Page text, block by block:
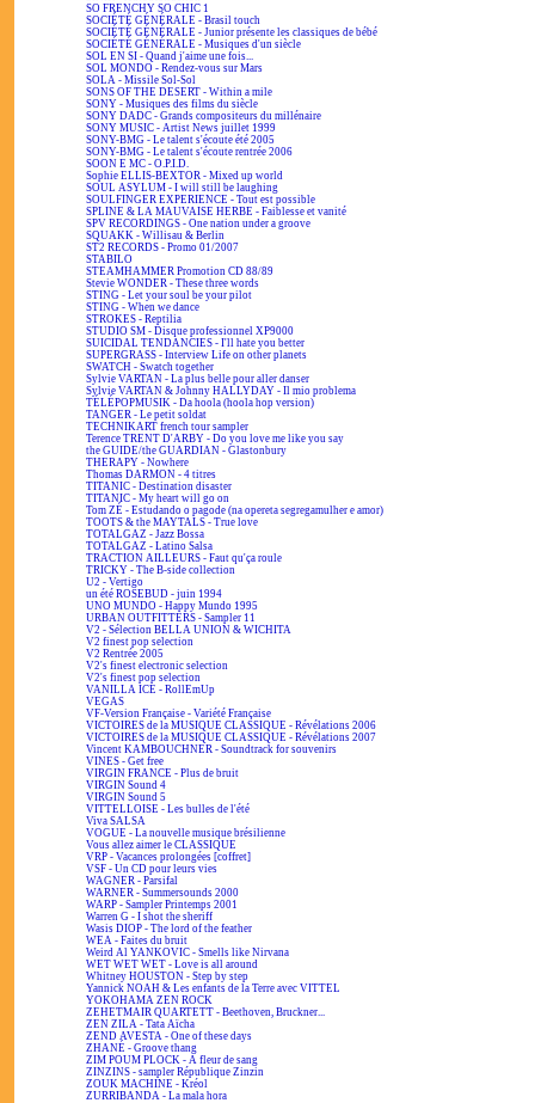
SO FRENCHY SO CHIC 1
SOCIÉTÉ GÉNÉRALE - Brasil touch
SOCIÉTÉ GÉNÉRALE - Junior présente les classiques de bébé
SOCIÉTÉ GÉNÉRALE - Musiques d'un siècle
SOL EN SI - Quand j'aime une fois...
SOL MONDO - Rendez-vous sur Mars
SOLA - Missile Sol-Sol
SONS OF THE DESERT - Within a mile
SONY - Musiques des films du siècle
SONY DADC - Grands compositeurs du millénaire
SONY MUSIC - Artist News juillet 1999
SONY-BMG - Le talent s'écoute été 2005
SONY-BMG - Le talent s'écoute rentrée 2006
SOON E MC - O.P.I.D.
Sophie ELLIS-BEXTOR - Mixed up world
SOUL ASYLUM - I will still be laughing
SOULFINGER EXPERIENCE - Tout est possible
SPLINE & LA MAUVAISE HERBE - Faiblesse et vanité
SPV RECORDINGS - One nation under a groove
SQUAKK - Willisau & Berlin
ST2 RECORDS - Promo 01/2007
STABILO
STEAMHAMMER Promotion CD 88/89
Stevie WONDER - These three words
STING - Let your soul be your pilot
STING - When we dance
STROKES - Reptilia
STUDIO SM - Disque professionnel XP9000
SUICIDAL TENDANCIES - I'll hate you better
SUPERGRASS - Interview Life on other planets
SWATCH - Swatch together
Sylvie VARTAN - La plus belle pour aller danser
Sylvie VARTAN & Johnny HALLYDAY - Il mio problema
TÉLÉPOPMUSIK - Da hoola (hoola hop version)
TANGER - Le petit soldat
TECHNIKART french tour sampler
Terence TRENT D'ARBY - Do you love me like you say
the GUIDE/the GUARDIAN - Glastonbury
THERAPY - Nowhere
Thomas DARMON - 4 titres
TITANIC - Destination disaster
TITANIC - My heart will go on
Tom ZÉ - Estudando o pagode (na opereta segregamulher e amor)
TOOTS & the MAYTALS - True love
TOTALGAZ - Jazz Bossa
TOTALGAZ - Latino Salsa
TRACTION AILLEURS - Faut qu'ça roule
TRICKY - The B-side collection
U2 - Vertigo
un été ROSEBUD - juin 1994
UNO MUNDO - Happy Mundo 1995
URBAN OUTFITTERS - Sampler 11
V2 - Sélection BELLA UNION & WICHITA
V2 finest pop selection
V2 Rentrée 2005
V2's finest electronic selection
V2's finest pop selection
VANILLA ICE - RollEmUp
VEGAS
VF-Version Française - Variété Française
VICTOIRES de la MUSIQUE CLASSIQUE - Révélations 2006
VICTOIRES de la MUSIQUE CLASSIQUE - Révélations 2007
Vincent KAMBOUCHNER - Soundtrack for souvenirs
VINES - Get free
VIRGIN FRANCE - Plus de bruit
VIRGIN Sound 4
VIRGIN Sound 5
VITTELLOISE - Les bulles de l'été
Viva SALSA
VOGUE - La nouvelle musique brésilienne
Vous allez aimer le CLASSIQUE
VRP - Vacances prolongées [coffret]
VSF - Un CD pour leurs vies
WAGNER - Parsifal
WARNER - Summersounds 2000
WARP - Sampler Printemps 2001
Warren G - I shot the sheriff
Wasis DIOP - The lord of the feather
WEA - Faites du bruit
Weird Al YANKOVIC - Smells like Nirvana
WET WET WET - Love is all around
Whitney HOUSTON - Step by step
Yannick NOAH & Les enfants de la Terre avec VITTEL
YOKOHAMA ZEN ROCK
ZEHETMAIR QUARTETT - Beethoven, Bruckner...
ZEN ZILA - Tata Aïcha
ZEND AVESTA - One of these days
ZHANÉ - Groove thang
ZIM POUM PLOCK - A fleur de sang
ZINZINS - sampler République Zinzin
ZOUK MACHINE - Kréol
ZURRIBANDA - La mala hora